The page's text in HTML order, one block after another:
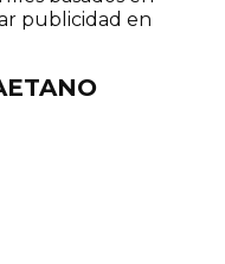
publicidad en